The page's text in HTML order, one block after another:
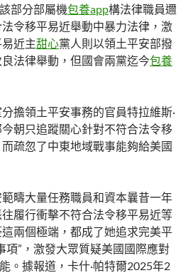
部分部屬機包養app構法律職員邇
令移平易近舉動中暴力法律，激
近主甜心黨人則以領土平安部撥
法律舉動，但國會兩黨迄今包養
擔領土平安事務的官員特拉維斯·
朝只追蹤關心針對不符合法令移
疏忽了中東地域戰事能夠給美國
疇大量任務職員和資本曩昔一年
履行衝擊不符合法令移平易近等
兩個極端，都成了她追求完美平
項”，激發大眾質疑美國國際應對
。據報道，卡什·帕特爾2025年2